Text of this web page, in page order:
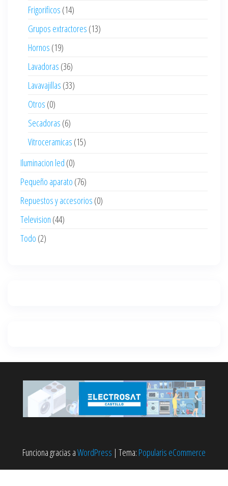
Frigorificos (14)
Grupos extractores (13)
Hornos (19)
Lavadoras (36)
Lavavajillas (33)
Otros (0)
Secadoras (6)
Vitroceramicas (15)
Iluminacion led (0)
Pequeño aparato (76)
Repuestos y accesorios (0)
Television (44)
Todo (2)
Funciona gracias aWordPress | Tema: Popularis eCommerce